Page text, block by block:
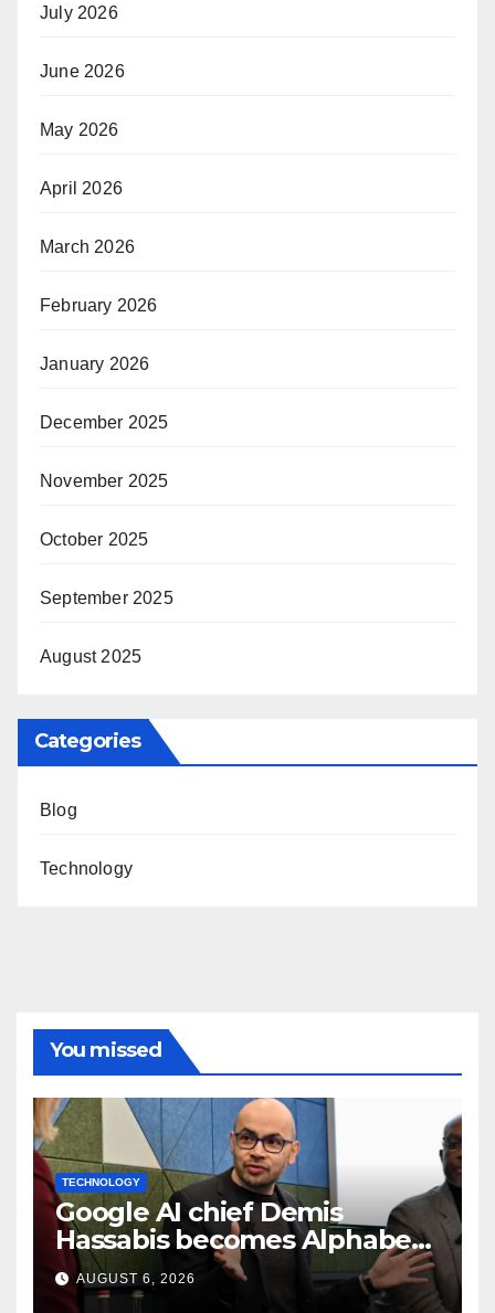
July 2026
June 2026
May 2026
April 2026
March 2026
February 2026
January 2026
December 2025
November 2025
October 2025
September 2025
August 2025
Categories
Blog
Technology
You missed
TECHNOLOGY
Google AI chief Demis
Hassabis becomes Alphabet
chief scientist in leadership
shakeup
AUGUST 6, 2026